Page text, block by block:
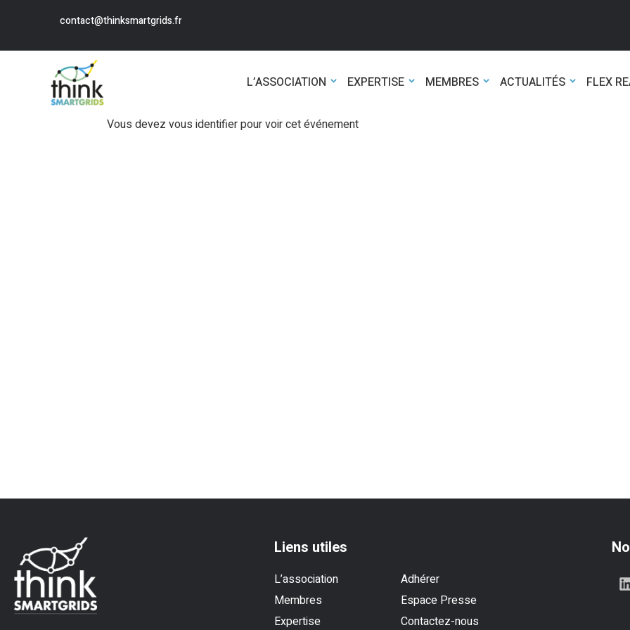
contact@thinksmartgrids.fr
L’ASSOCIATION EXPERTISE MEMBRES ACTUALITÉS FLEX
Vous devez vous identifier pour voir cet événement
Liens utiles
L’association
Adhérer
Membres
Espace Presse
Expertise
Contactez-nous